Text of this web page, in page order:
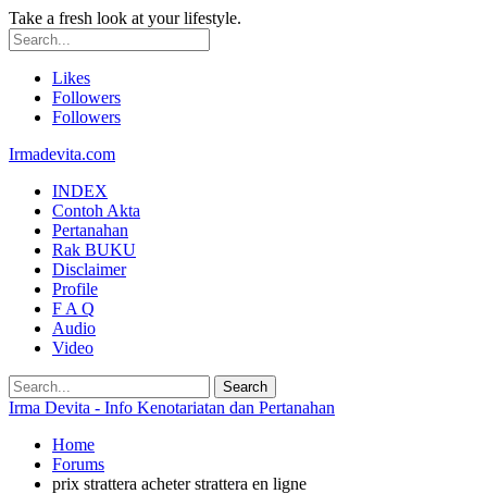
Take a fresh look at your lifestyle.
Likes
Followers
Followers
Irmadevita.com
INDEX
Contoh Akta
Pertanahan
Rak BUKU
Disclaimer
Profile
F A Q
Audio
Video
Irma Devita - Info Kenotariatan dan Pertanahan
Home
Forums
prix strattera acheter strattera en ligne